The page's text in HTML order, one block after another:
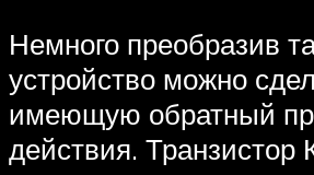
Немного преобразив
устройство можно
имеющую обратный
действия. Транзистор